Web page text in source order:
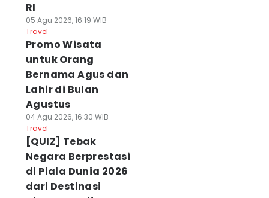
RI
05 Agu 2026, 16:19 WIB
Travel
Promo Wisata
untuk Orang
Bernama Agus dan
Lahir di Bulan
Agustus
04 Agu 2026, 16:30 WIB
Travel
[QUIZ] Tebak
Negara Berprestasi
di Piala Dunia 2026
dari Destinasi